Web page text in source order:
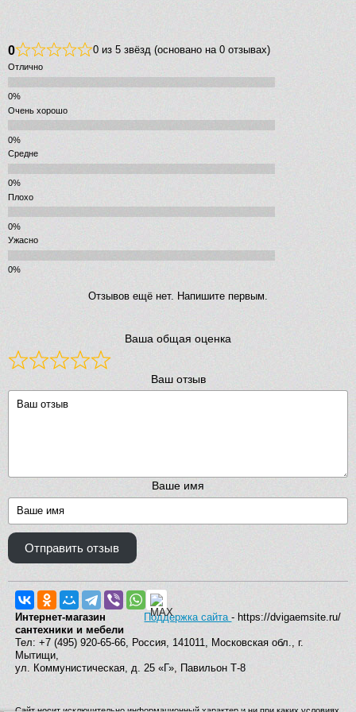
0 0 из 5 звёзд (основано на 0 отзывах)
Отлично
Очень хорошо
Средне
Плохо
Ужасно
Отзывов ещё нет. Напишите первым.
Ваша общая оценка
Ваш отзыв
Ваше имя
Отправить отзыв
Поддержка сайта- https://dvigaemsite.ru/
Интернет-магазин
сантехники и мебели
Тел: +7 (495) 920-65-66, Россия, 141011, Московская обл., г.
Мытищи,
ул. Коммунистическая, д. 25 «Г», Павильон Т-8